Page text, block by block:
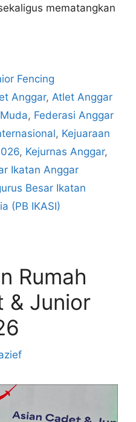
mematangkan
Fencing
Anggar, Atlet Anggar
, Federasi Anggar
, Kejuaraan
, Kejurnas Anggar,
Ikatan Anggar
Besar Ikatan
(PB IKASI)
Rumah
& Junior